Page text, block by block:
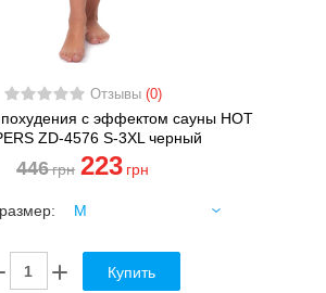
Отзывы (0)
с эффектом сауны HOT
ZD-4576 S-3XL черный
446грн 223 грн
Купить